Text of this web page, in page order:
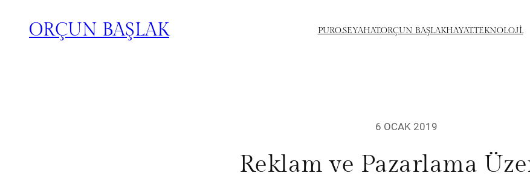
ORÇUN BAŞLAK PURO.SEYAHAT.ORÇUN BAŞLAKHAYAT.TEKNOLOJİ.
6 OCAK 2019
Reklam ve Pazarlama